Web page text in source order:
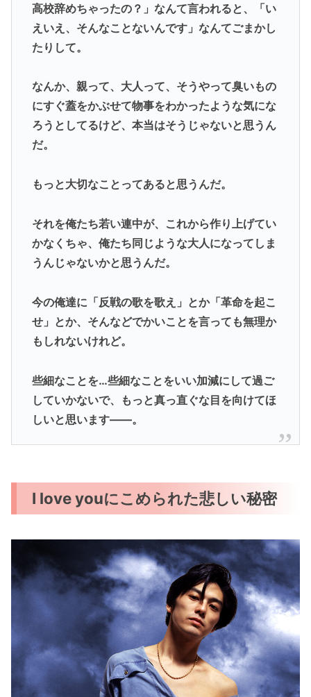
高校辞めちゃったの？」なんて言われると、「い
えいえ、そんなことないんです」なんてごまかし
たりして。
なんか、親って、大人って、そうやって臭いもの
にすぐ蓋をかぶせて物事をわかったような気にな
ろうとしてるけど、本当はそうじゃないと思うん
だ。
もっと大切なことってあると思うんだ。
それを俺たち若い連中が、これから作り上げてい
かなくちゃ、俺たち同じような大人になってしま
うんじゃないかと思うんだ。
今の俺達に「反戦の歌を歌え」とか「革命を起こ
せ」とか、そんなどでかいことを言っても無理か
もしれないけれど。
些細なことを…些細なことをいい加減にして過ご
していかないで、もっと真っ直ぐな目を向けてほ
しいと思います――。
I love youにこめられた悲しい秘密